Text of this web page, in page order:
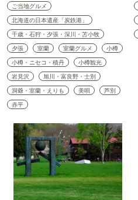
ご当地グルメ
北海道の日本遺産「炭鉄港」
千歳・石狩・夕張・深川・苫小牧
夕張
室蘭 室蘭グルメ
小樽
小樽・ニセコ・積丹
小樽観光
岩見沢
旭川・富良野・士別
洞爺・室蘭・えりも
美唄
芦別
赤平